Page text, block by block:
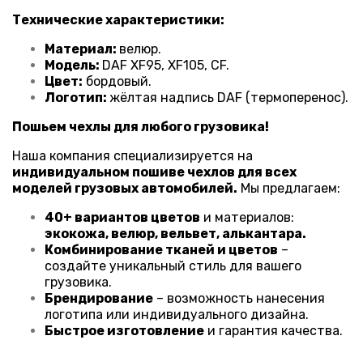
Технические характеристики:
Материал: велюр.
Модель: DAF XF95, XF105, CF.
Цвет: бордовый.
Логотип: жёлтая надпись DAF (термоперенос).
Пошьем чехлы для любого грузовика!
Наша компания специализируется на
индивидуальном пошиве чехлов для всех
моделей грузовых автомобилей. Мы предлагаем:
40+ вариантов цветов и материалов:
экокожа, велюр, вельвет, алькантара.
Комбинирование тканей и цветов –
создайте уникальный стиль для вашего
грузовика.
Брендирование – возможность нанесения
логотипа или индивидуального дизайна.
Быстрое изготовление и гарантия качества.